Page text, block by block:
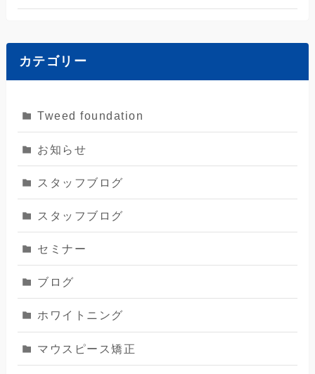
カテゴリー
Tweed foundation
お知らせ
スタッフブログ
スタッフブログ
セミナー
ブログ
ホワイトニング
マウスピース矯正